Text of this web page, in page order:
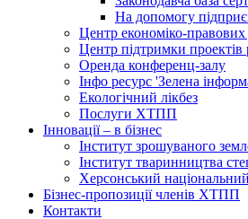
На допомогу
Центр економіко-правових
Центр підтримки проектів
Оренда конференц-залу
Інфо ресурс 'Зелена
Екологічний лікбез
Послуги ХТПП
Інновації – в бізнес
Інститут зрошуваного
Інститут тваринництва
Херсонський
Бізнес-пропозиції членів ХТПП
Контакти